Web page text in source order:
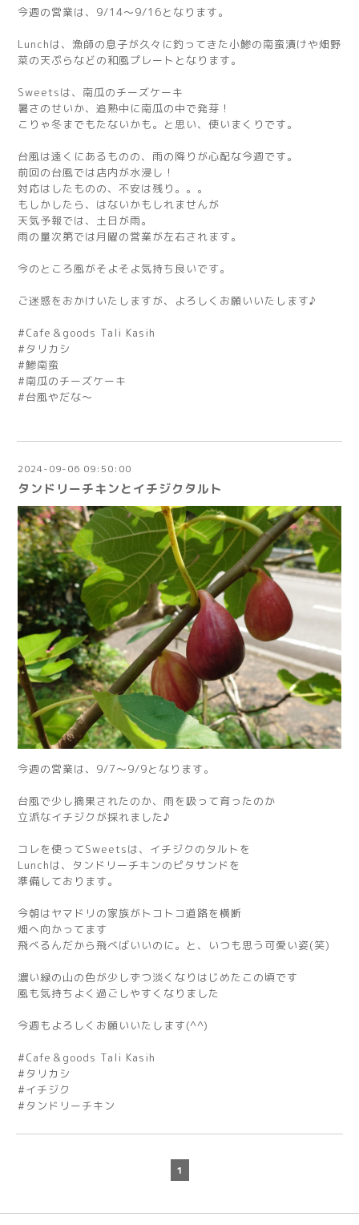
今週の営業は、9/14〜9/16となります。
Lunchは、漁師の息子が久々に釣ってきた小鯵の南蛮漬けや畑野
菜の天ぷらなどの和風プレートとなります。
Sweetsは、南瓜のチーズケーキ
暑さのせいか、追熟中に南瓜の中で発芽！
こりゃ冬までもたないかも。と思い、使いまくりです。
台風は遠くにあるものの、雨の降りが心配な今週です。
前回の台風では店内が水浸し！
対応はしたものの、不安は残り。。。
もしかしたら、はないかもしれませんが
天気予報では、土日が雨。
雨の量次第では月曜の営業が左右されます。
今のところ風がそよそよ気持ち良いです。
ご迷惑をおかけいたしますが、よろしくお願いいたします♪
#Cafe＆goods Tali Kasih
#タリカシ
#鯵南蛮
#南瓜のチーズケーキ
#台風やだな〜
2024-09-06 09:50:00
タンドリーチキンとイチジクタルト
今週の営業は、9/7〜9/9となります。
台風で少し摘果されたのか、雨を吸って育ったのか
立派なイチジクが採れました♪
コレを使ってSweetsは、イチジクのタルトを
Lunchは、タンドリーチキンのピタサンドを
準備しております。
今朝はヤマドリの家族がトコトコ道路を横断
畑へ向かってます
飛べるんだから飛べばいいのに。と、いつも思う可愛い姿(笑)
濃い緑の山の色が少しずつ淡くなりはじめたこの頃です
風も気持ちよく過ごしやすくなりました
今週もよろしくお願いいたします(^^)
#Cafe＆goods Tali Kasih
#タリカシ
#イチジク
#タンドリーチキン
1